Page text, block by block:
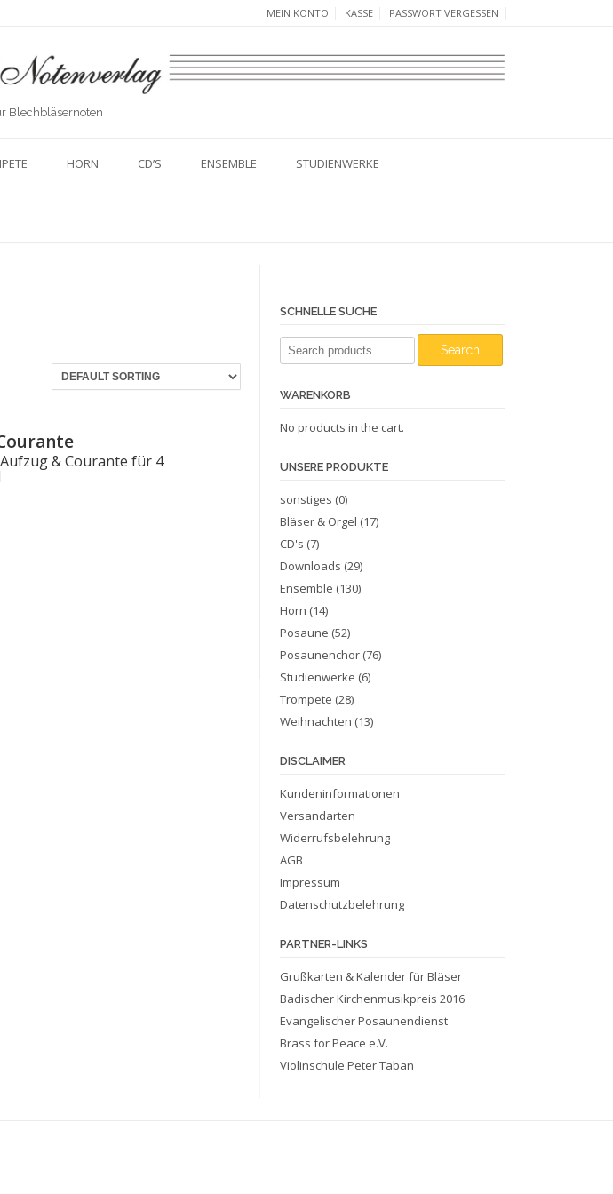
MEIN KONTO KASSE PASSWORT VERGESSEN
Blechbläsernoten
HORN CD’S ENSEMBLE STUDIENWERKE
& Courante für 4
SCHNELLE SUCHE
Search
for:
Search
WARENKORB
No products in the cart.
UNSERE PRODUKTE
sonstiges (0)
Bläser & Orgel (17)
CD's (7)
Downloads (29)
Ensemble (130)
Horn (14)
Posaune (52)
Posaunenchor (76)
Studienwerke (6)
Trompete (28)
Weihnachten (13)
DISCLAIMER
Kundeninformationen
Versandarten
Widerrufsbelehrung
AGB
Impressum
Datenschutzbelehrung
PARTNER-LINKS
Grußkarten & Kalender für Bläser
Badischer Kirchenmusikpreis 2016
Evangelischer Posaunendienst
Brass for Peace e.V.
Violinschule Peter Taban